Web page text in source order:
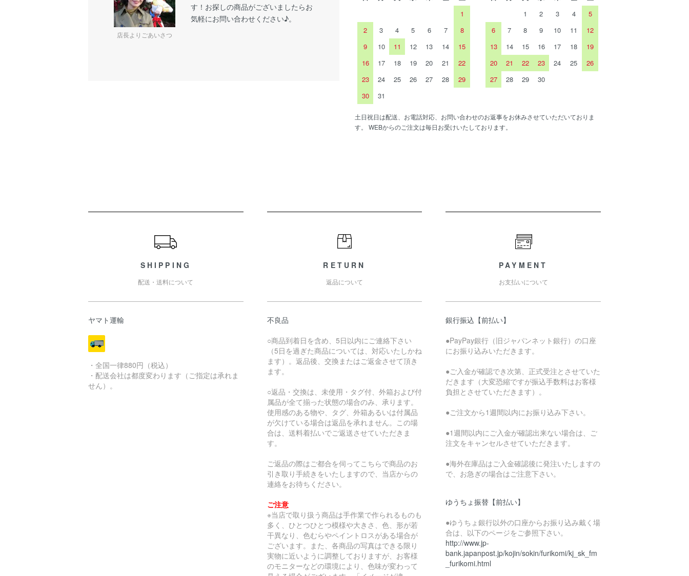
店長よりごあいさつ
す！お探しの商品がございましたらお
気軽にお問い合わせください♪。
1
2
3 4 5 6 7
8
9
10 11 12 13 14
15
16
17 18 19 20 21
22
23
24 25 26 27 28
29
30
31
1
2 3 4
5
6
7 8 9 10 11
12
13
14 15 16 17 18
19
20
21 22 23 24 25
26
27
28 29 30
土日祝日は配送、お電話対応、お問い合わせのお返事をお休みさせていただいておりま
す。 WEBからのご注文は毎日お受けいたしております。
SHIPPING
配送・送料について
ヤマト運輸
・全国一律880円（税込）
・配送会社は都度変わります（ご指定は承れま
せん）。
RETURN
返品について
不良品
○商品到着日を含め、5日以内にご連絡下さい
（5日を過ぎた商品については、対応いたしかね
ます）。返品後、交換またはご返金させて頂き
ます。
○返品・交換は、未使用・タグ付、外箱および付
属品が全て揃った状態の場合のみ、承ります。
使用感のある物や、タグ、外箱あるいは付属品
が欠けている場合は返品を承れません。この場
合は、送料着払いでご返送させていただきま
す。
ご返品の際はご都合を伺ってこちらで商品のお
引き取り手続きをいたしますので、当店からの
連絡をお待ちください。
ご注意
※当店で取り扱う商品は手作業で作られるものも
多く、ひとつひとつ模様や大きさ、色、形が若
干異なり、色むらやペイントロスがある場合が
ございます。また、各商品の写真はできる限り
実物に近いように調整しておりますが、お客様
のモニターなどの環境により、色味が変わって
PAYMENT
お支払いについて
銀行振込【前払い】
●PayPay銀行（旧ジャパンネット銀行）の口座
にお振り込みいただきます。
●ご入金が確認でき次第、正式受注とさせていた
だきます（大変恐縮ですが振込手数料はお客様
負担とさせていただきます）。
●ご注文から1週間以内にお振り込み下さい。
●1週間以内にご入金が確認出来ない場合は、ご
注文をキャンセルさせていただきます。
●海外在庫品はご入金確認後に発注いたしますの
で、お急ぎの場合はご注意下さい。
ゆうちょ振替【前払い】
●ゆうちょ銀行以外の口座からお振り込み戴く場
合は、以下のページをご参照下さい。
http://www.jp-
bank.japanpost.jp/kojin/sokin/furikomi/kj_sk_fm
_furikomi.html